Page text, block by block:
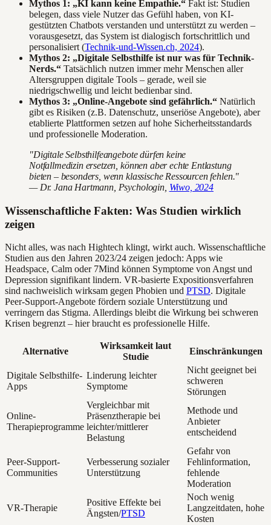
Mythos 1: „KI kann keine Empathie.“ Fakt ist: Studien
belegen, dass viele Nutzer das Gefühl haben, von KI-
gestützten Chatbots verstanden und unterstützt zu werden –
vorausgesetzt, das System ist dialogisch fortschrittlich und
personalisiert (Technik-und-Wissen.ch, 2024).
Mythos 2: „Digitale Selbsthilfe ist nur was für Technik-
Nerds.“ Tatsächlich nutzen immer mehr Menschen aller
Altersgruppen digitale Tools – gerade, weil sie
niedrigschwellig und leicht bedienbar sind.
Mythos 3: „Online-Angebote sind gefährlich.“ Natürlich
gibt es Risiken (z.B. Datenschutz, unseriöse Angebote), aber
etablierte Plattformen setzen auf hohe Sicherheitsstandards
und professionelle Moderation.
"Digitale Selbsthilfeangebote dürfen keine
Notfallmedizin ersetzen, können aber echte Entlastung
bieten – besonders, wenn klassische Ressourcen fehlen."
— Dr. Jana Hartmann, Psychologin, Wiwo, 2024
Wissenschaftliche Fakten: Was Studien wirklich
zeigen
Nicht alles, was nach Hightech klingt, wirkt auch. Wissenschaftliche
Studien aus den Jahren 2023/24 zeigen jedoch: Apps wie
Headspace, Calm oder 7Mind können Symptome von Angst und
Depression signifikant lindern. VR-basierte Expositionsverfahren
sind nachweislich wirksam gegen Phobien und PTSD. Digitale
Peer-Support-Angebote fördern soziale Unterstützung und
verringern das Stigma. Allerdings bleibt die Wirkung bei schweren
Krisen begrenzt – hier braucht es professionelle Hilfe.
Alternative
Wirksamkeit laut
Studie
Einschränkungen
Digitale Selbsthilfe-
Apps
Linderung leichter
Symptome
Nicht geeignet bei
schweren
Störungen
Online-
Therapieprogramme
Vergleichbar mit
Präsenztherapie bei
leichter/mittlerer
Belastung
Methode und
Anbieter
entscheidend
Peer-Support-
Communities
Verbesserung sozialer
Unterstützung
Gefahr von
Fehlinformation,
fehlende
Moderation
VR-Therapie
Positive Effekte bei
Ängsten/PTSD
Noch wenig
Langzeitdaten, hohe
Kosten